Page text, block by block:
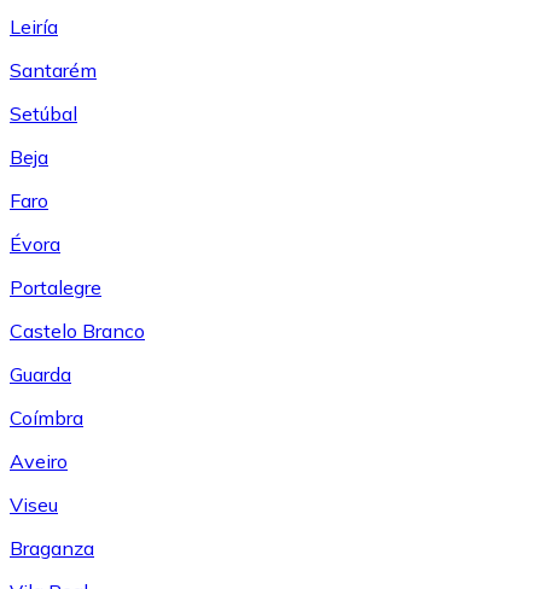
Leiría
Santarém
Setúbal
Beja
Faro
Évora
Portalegre
Castelo Branco
Guarda
Coímbra
Aveiro
Viseu
Braganza